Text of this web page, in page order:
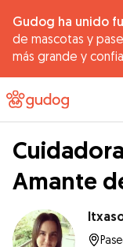
Gudog ha unido
de mascotas y
más grande y
Amante